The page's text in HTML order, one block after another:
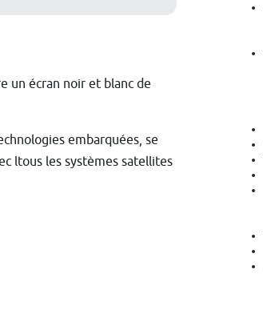
un écran noir et blanc de
embarquées, se
ltous les systèmes satellites